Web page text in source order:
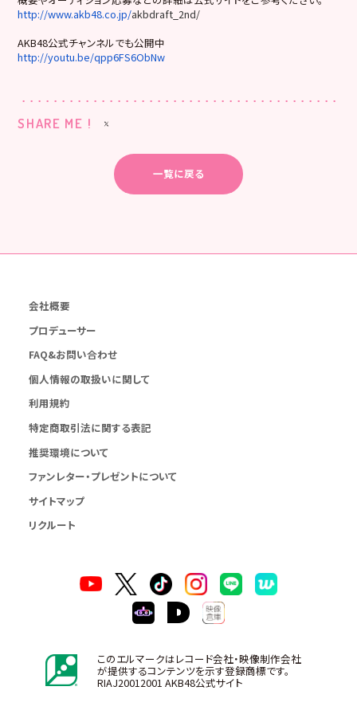
http://www.akb48.co.jp/akbdraft_2nd/
AKB48公式チャンネルでも公開中
http://youtu.be/qpp6FS6ObNw
SHARE ME !
一覧に戻る
会社概要
プロデューサー
FAQ&お問い合わせ
個人情報の取扱いに関して
利用規約
特定商取引法に関する表記
推奨環境について
ファンレター・プレゼントについて
サイトマップ
リクルート
このエルマークはレコード会社・映像制作会社
が提供するコンテンツを示す登録商標です。
RIAJ20012001 AKB48公式サイト